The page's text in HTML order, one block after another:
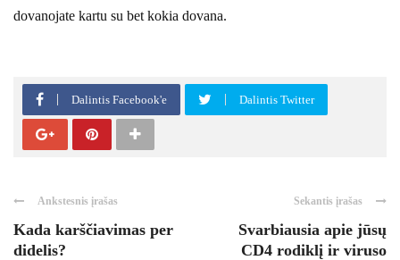
dovanojate kartu su bet kokia dovana.
Dalintis Facebook'e Dalintis Twitter
Ankstesnis įrašas
Kada karščiavimas per
didelis?
Sekantis įrašas
Svarbiausia apie jūsų
CD4 rodiklį ir viruso